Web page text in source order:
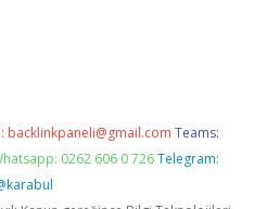
backlinkpaneli@gmail.com Teams:
0262 606 0 726 Telegram: